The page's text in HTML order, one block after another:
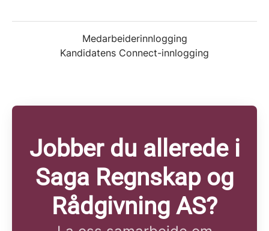
Medarbeiderinnlogging
Kandidatens Connect-innlogging
Jobber du allerede i
Saga Regnskap og
Rådgivning AS?